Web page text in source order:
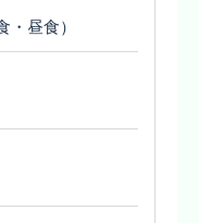
昼食）